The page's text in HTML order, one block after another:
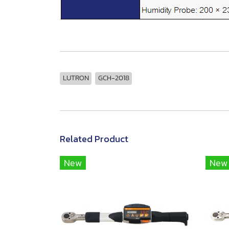
LUTRON GCH-2018
Related Product
New
New